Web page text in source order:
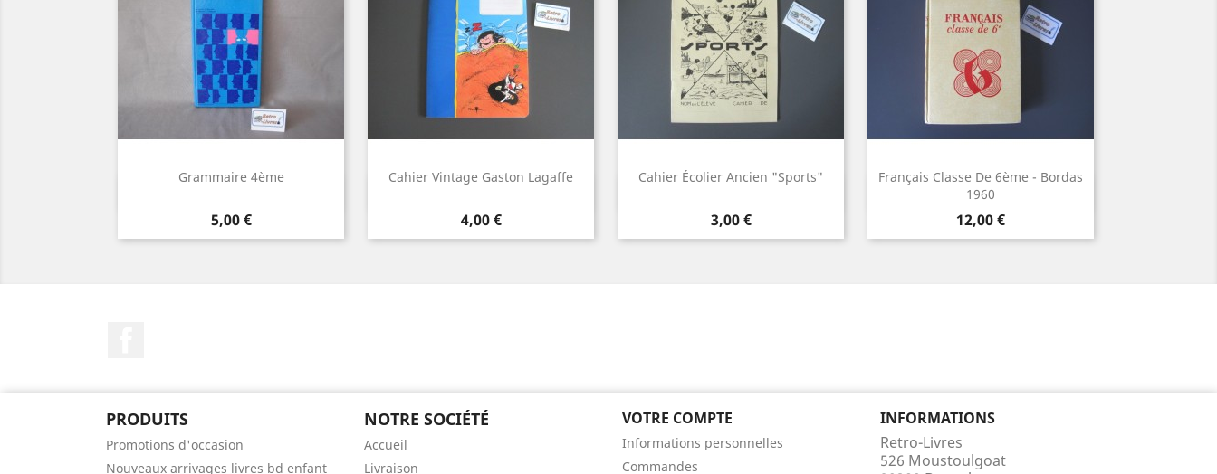
Grammaire 4ème
Prix
5,00 €
Cahier Vintage Gaston Lagaffe
Prix
4,00 €
Cahier Écolier Ancien "Sports"
Prix
3,00 €
Orange
BleuJaune
Français Classe De 6ème - Bordas
1960
Prix
12,00 €
Aperçu rapide
PRODUITS
Promotions d'occasion
Nouveaux arrivages livres bd enfant
NOTRE SOCIÉTÉ
Accueil
Livraison
VOTRE COMPTE
Informations personnelles
Commandes
INFORMATIONS
Retro-Livres
526 Moustoulgoat